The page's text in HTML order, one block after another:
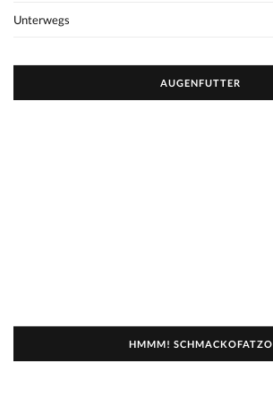
Unterwegs
AUGENFUTTER
HMMM! SCHMACKOFATZO